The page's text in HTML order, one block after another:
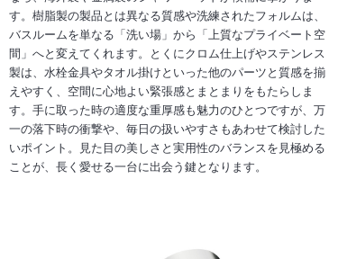
す。樹脂製の製品とは異なる質感や洗練されたフォルムは、
バスルームを単なる「洗い場」から「上質なプライベート空
間」へと変えてくれます。とくにクロム仕上げやステンレス
製は、水栓金具やタオル掛けといった他のパーツと質感を揃
えやすく、空間に心地よい緊張感とまとまりをもたらしま
す。手に取った時の適度な重厚感も魅力のひとつですが、万
一の落下時の衝撃や、毎日の扱いやすさもあわせて検討した
いポイント。見た目の美しさと実用性のバランスを見極める
ことが、長く愛せる一台に出会う鍵となります。